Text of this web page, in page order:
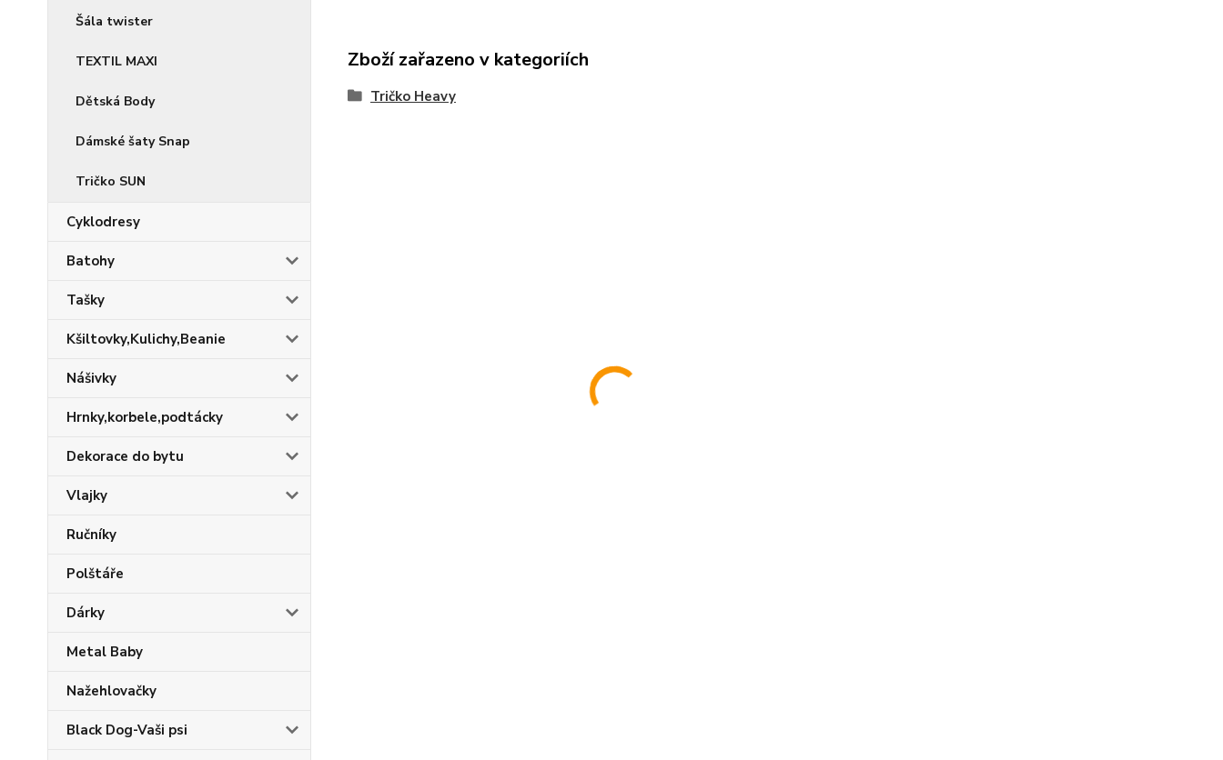
Šála twister
TEXTIL MAXI
Dětská Body
Dámské šaty Snap
Tričko SUN
Cyklodresy
Batohy
Tašky
Kšiltovky,Kulichy,Beanie
Nášivky
Hrnky,korbele,podtácky
Dekorace do bytu
Vlajky
Ručníky
Polštáře
Dárky
Metal Baby
Nažehlovačky
Black Dog-Vaši psi
Zboží zařazeno v kategoriích
Tričko Heavy